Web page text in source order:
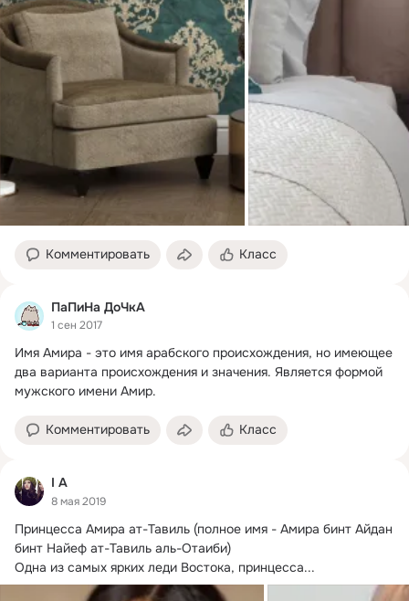
Комментировать Класс
ПаПиНа ДоЧкА
1 сен 2017
Имя Амира - это имя арабского происхождения, но имеющее
два варианта происхождения и значения. Является формой
мужского имени Амир.
Комментировать Класс
I A
8 мая 2019
Принцесса Амира ат-Тавиль (полное имя - Амира бинт Айдан
бинт Найеф ат-Тавиль аль-Отаиби)
Одна из самых ярких леди Востока, принцесса...